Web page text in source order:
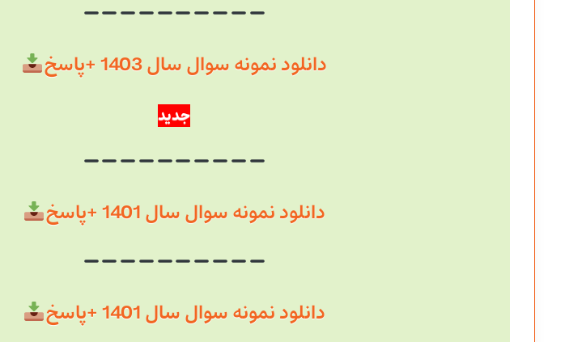
دانلود نمونه سوال سال 1403 +پاسخ
جدید
دانلود نمونه سوال سال 1401 +پاسخ
دانلود نمونه سوال سال 1401 +پاسخ